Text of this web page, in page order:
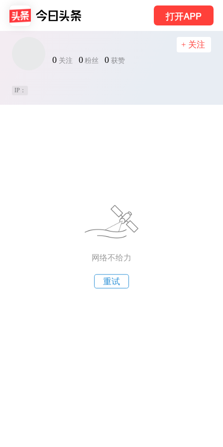
打开APP
0 关注 0 粉丝 0 获赞
+ 关注
IP：
网络不给力
重试